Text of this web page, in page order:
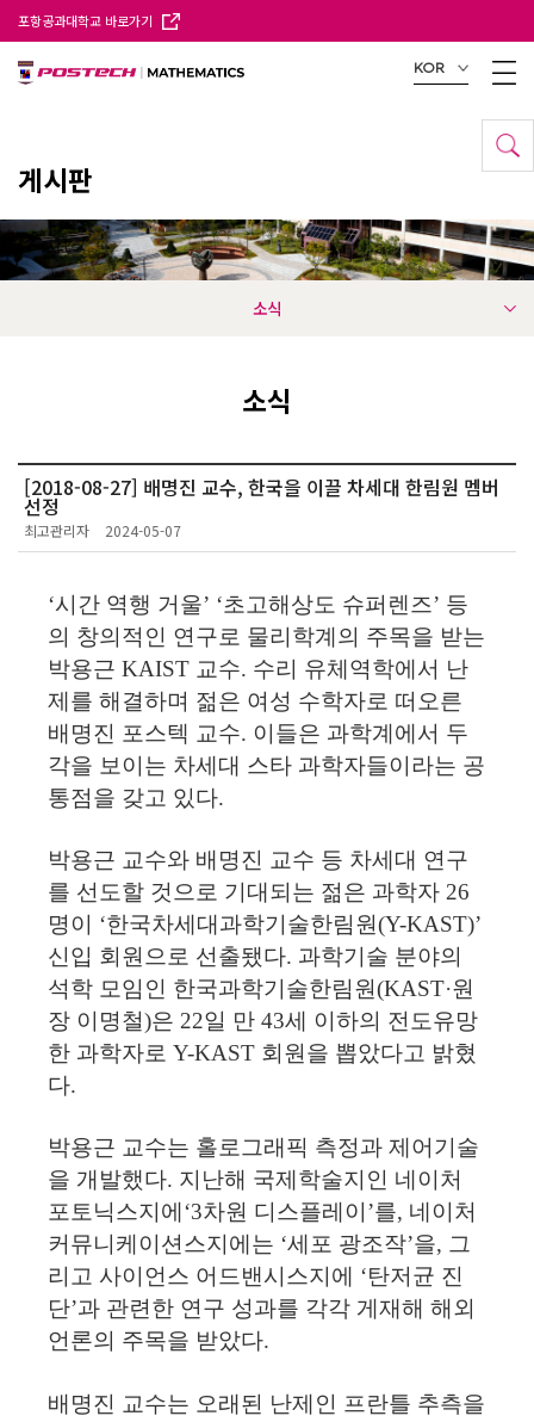
포항공과대학교 바로가기
KOR
게시판
소식
소식
[2018-08-27] 배명진 교수, 한국을 이끌 차세대 한림원 멤버
선정
최고관리자 2024-05-07
‘시간 역행 거울’ ‘초고해상도 슈퍼렌즈’ 등
의 창의적인 연구로 물리학계의 주목을 받는
박용근 KAIST 교수. 수리 유체역학에서 난
제를 해결하며 젊은 여성 수학자로 떠오른
배명진 포스텍 교수. 이들은 과학계에서 두
각을 보이는 차세대 스타 과학자들이라는 공
통점을 갖고 있다.
박용근 교수와 배명진 교수 등 차세대 연구
를 선도할 것으로 기대되는 젊은 과학자 26
명이 ‘한국차세대과학기술한림원(Y-KAST)’
신입 회원으로 선출됐다. 과학기술 분야의
석학 모임인 한국과학기술한림원(KAST·원
장 이명철)은 22일 만 43세 이하의 전도유망
한 과학자로 Y-KAST 회원을 뽑았다고 밝혔
다.
박용근 교수는 홀로그래픽 측정과 제어기술
을 개발했다. 지난해 국제학술지인 네이처
포토닉스지에‘3차원 디스플레이’를, 네이처
커뮤니케이션스지에는 ‘세포 광조작’을, 그
리고 사이언스 어드밴시스지에 ‘탄저균 진
단’과 관련한 연구 성과를 각각 게재해 해외
언론의 주목을 받았다.
배명진 교수는 오래된 난제인 프란틀 추측을